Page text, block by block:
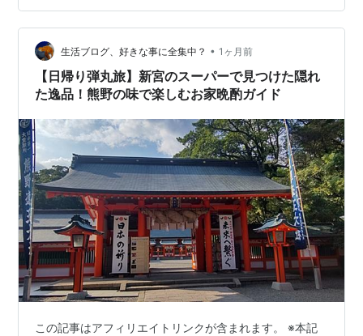
からこそ味わえる最高の贅沢です。今回は、熊野古道
の、空気感を感じながら、行列が絶えない「ミヤグチ氷
店」の極上かき氷と、漁港直送の新鮮な魚を…
生活ブログ、好きな事に全集中？ • 1ヶ月前
【日帰り弾丸旅】新宮のスーパーで見つけた隠れ
た逸品！熊野の味で楽しむお家晩酌ガイド
この記事はアフィリエイトリンクが含まれます。 ※本記